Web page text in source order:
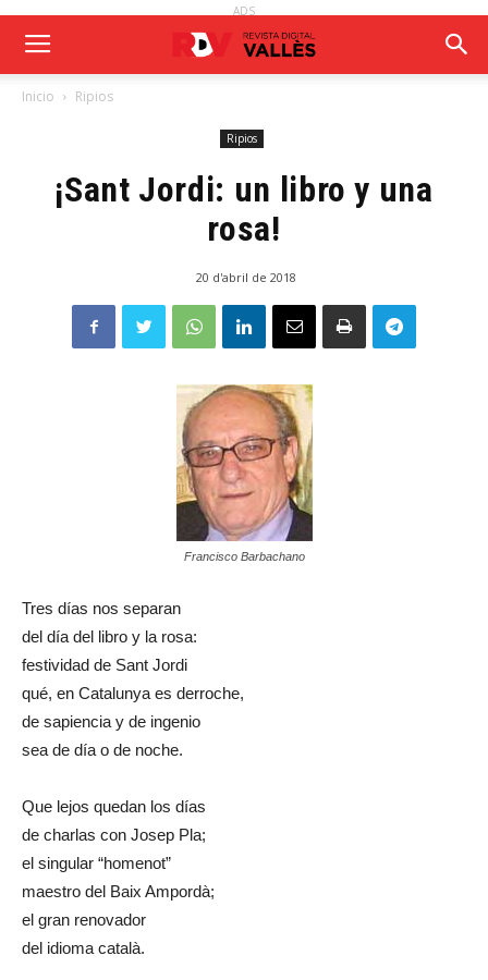
ADS
Inicio Ripios
Ripios
¡Sant Jordi: un libro y una
rosa!
20 d'abril de 2018
Francisco Barbachano
Tres días nos separan
del día del libro y la rosa:
festividad de Sant Jordi
qué, en Catalunya es derroche,
de sapiencia y de ingenio
sea de día o de noche.
Que lejos quedan los días
de charlas con Josep Pla;
el singular “homenot”
maestro del Baix Ampordà;
el gran renovador
del idioma català.